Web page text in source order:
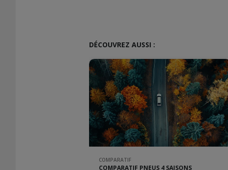
DÉCOUVREZ AUSSI :
COMPARATIF
COMPARATIF PNEUS 4 SAISONS